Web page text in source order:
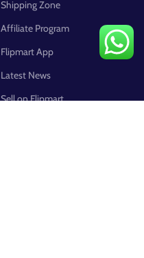
Shipping Zone
Affiliate Program
Flipmart App
Latest News
Sell on Flipmart